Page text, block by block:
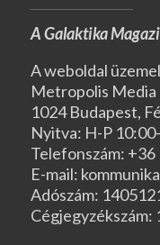
A Galaktika
A weboldal
Metropolis Media
1024 Budapest,
Nyitva: H-P
Telefonszám:
E-mail:
Adószám: